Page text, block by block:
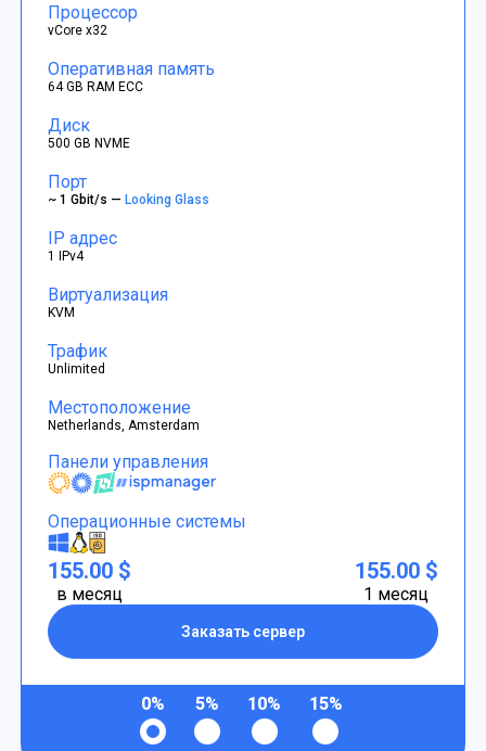
Процессор
vCore x32
Оперативная память
64 GB RAM ECC
Диск
500 GB NVME
Порт
~ 1 Gbit/s —Looking Glass
IP адрес
1 IPv4
Виртуализация
KVM
Трафик
Unlimited
Местоположение
Netherlands, Amsterdam
Панели управления
Операционные системы
155.00 $
в месяц
Заказать сервер
155.00 $
1 месяц
0% 5% 10% 15%